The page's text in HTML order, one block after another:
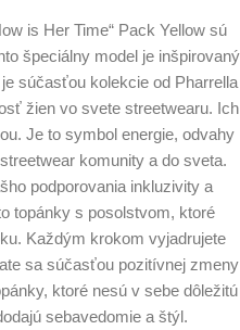
is Her Time“ Pack Yellow sú
špeciálny model je inšpirovaný
súčasťou kolekcie od Pharrella
žien vo svete streetwearu. Ich
Je to symbol energie, odvahy
komunity a do sveta.
podporovania inkluzivity a
topánky s posolstvom, ktoré
Každým krokom vyjadrujete
sa súčasťou pozitívnej zmeny
ktoré nesú v sebe dôležitú
sebavedomie a štýl.